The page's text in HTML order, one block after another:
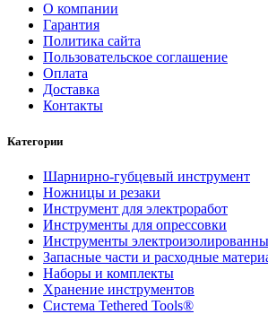
О компании
Гарантия
Политика сайта
Пользовательское соглашение
Оплата
Доставка
Контакты
Категории
Шарнирно-губцевый инструмент
Ножницы и резаки
Инструмент для электроработ
Инструменты для опрессовки
Инструменты
Запасные части и расходные
Наборы и комплекты
Хранение инс­тру­мен­тов
Система Tethered Tools®